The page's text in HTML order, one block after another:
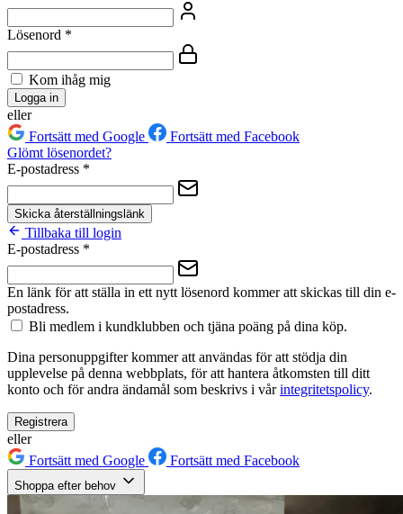
Lösenord *
Kom ihåg mig
Logga in
eller
Fortsätt med Google
Fortsätt med Facebook
Glömt lösenordet?
E-postadress *
Skicka återställningslänk
Tillbaka till login
E-postadress *
En länk för att ställa in ett nytt lösenord kommer att skickas till din e-
postadress.
Bli medlem i kundklubben och tjäna poäng på dina köp.
Dina personuppgifter kommer att användas för att stödja din
upplevelse på denna webbplats, för att hantera åtkomsten till ditt
konto och för andra ändamål som beskrivs i vårintegritetspolicy.
Registrera
eller
Fortsätt med Google
Fortsätt med Facebook
Shoppa efter behov